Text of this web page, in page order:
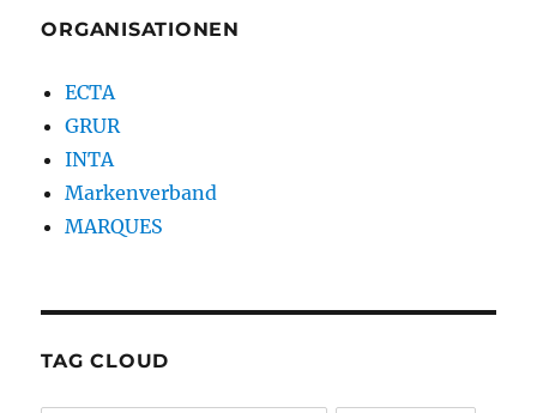
ORGANISATIONEN
ECTA
GRUR
INTA
Markenverband
MARQUES
TAG CLOUD